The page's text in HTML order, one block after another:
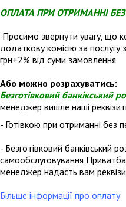
ОПЛАТА ПРИ ОТРИМАННІ
Просимо звернути увагу, що
додаткову комісію за
грн+2% від суми замовлення
Або можно розрахуватись:
Безготівковий банкікський
менеджер вишле наші
- Готівкою при отриманні без
- Безготівковий банківський
самообслуговування
менеджер надасть вам
Більше інформації про оплату